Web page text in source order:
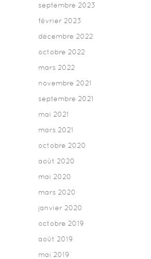
septembre 2023
février 2023
décembre 2022
octobre 2022
mars 2022
novembre 2021
septembre 2021
mai 2021
mars 2021
octobre 2020
août 2020
mai 2020
mars 2020
janvier 2020
octobre 2019
août 2019
mai 2019